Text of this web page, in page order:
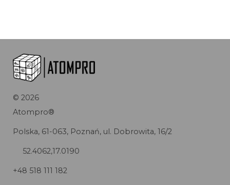
© 2026
Atompro®
Polska, 61-063, Poznań, ul. Dobrowita, 16/2
52.4062,17.0190
+48 518 111 182